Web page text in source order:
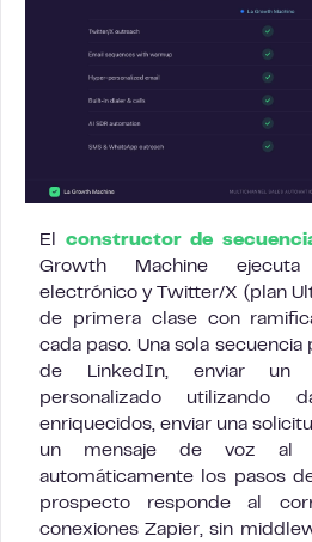
El constructor de
Growth Machine
electrónico y Twitter/X (plan
de primera clase con
cada paso. Una sola secuencia
de LinkedIn, enviar un
personalizado utilizando
enriquecidos, enviar una
un mensaje de voz al
automáticamente los pasos
prospecto responde al
conexiones Zapier, sin